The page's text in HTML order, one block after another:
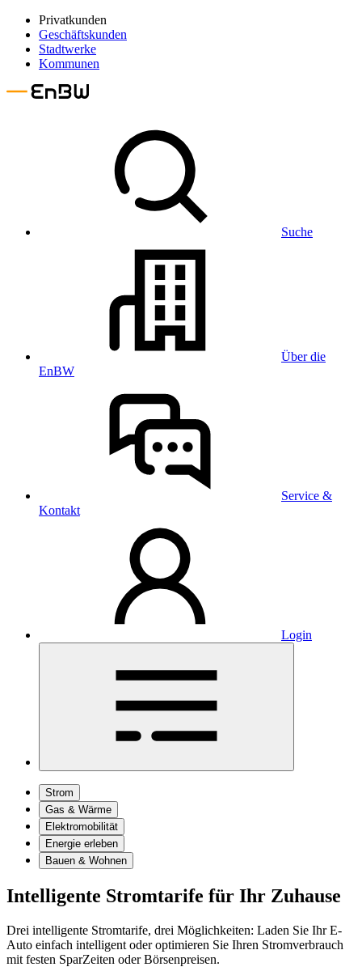
Privatkunden
Geschäftskunden
Stadtwerke
Kommunen
Suche
Über die
EnBW
Service &
Kontakt
Login
Strom
Gas & Wärme
Elektromobilität
Energie erleben
Bauen & Wohnen
Intelligente Stromtarife für Ihr Zuhause
Drei intelligente Stromtarife, drei Möglichkeiten: Laden Sie Ihr E-
Auto einfach intelligent oder optimieren Sie Ihren Stromverbrauch
mit festen SparZeiten oder Börsenpreisen.